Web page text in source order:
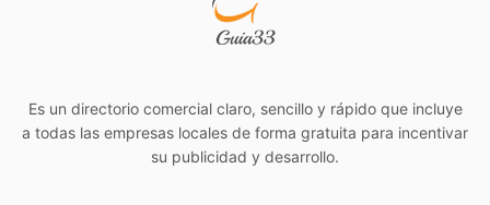
Es un directorio comercial claro, sencillo y rápido que incluye
a todas las empresas locales de forma gratuita para incentivar
su publicidad y desarrollo.